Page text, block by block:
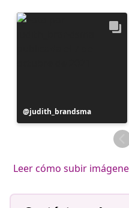
Publicación
realizada
judith_brandsma
Leer cómo subir